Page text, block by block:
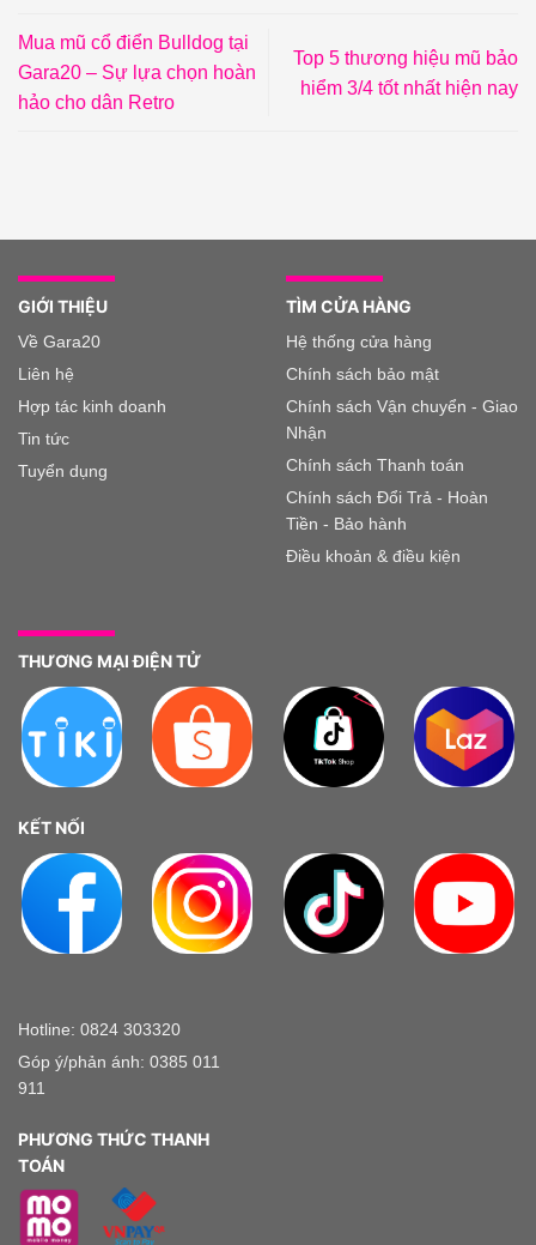
Mua mũ cổ điển Bulldog tại
Gara20 – Sự lựa chọn hoàn
hảo cho dân Retro
Top 5 thương hiệu mũ bảo
hiểm 3/4 tốt nhất hiện nay
GIỚI THIỆU
Về Gara20
Liên hệ
Hợp tác kinh doanh
Tin tức
Tuyển dụng
TÌM CỬA HÀNG
Hệ thống cửa hàng
Chính sách bảo mật
Chính sách Vận chuyển - Giao
Nhận
Chính sách Thanh toán
Chính sách Đổi Trả - Hoàn
Tiền - Bảo hành
Điều khoản & điều kiện
THƯƠNG MẠI ĐIỆN TỬ
KẾT NỐI
Hotline: 0824 303320
Góp ý/phản ánh: 0385 011
911
PHƯƠNG THỨC THANH
TOÁN